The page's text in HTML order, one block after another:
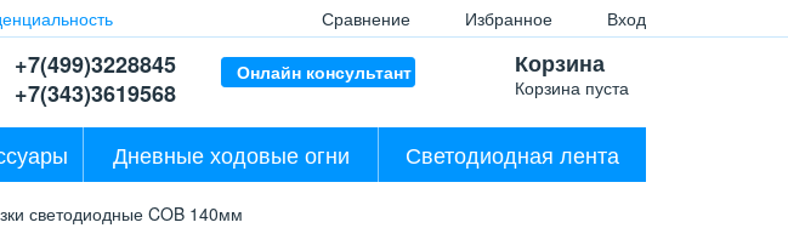
Сравнение Избранное Вход
Корзина
Корзина пуста
+7(499)3228845
+7(343)3619568
Онлайн консультант
Дневные ходовые огни Светодиодная лента
светодиодные COB 140мм